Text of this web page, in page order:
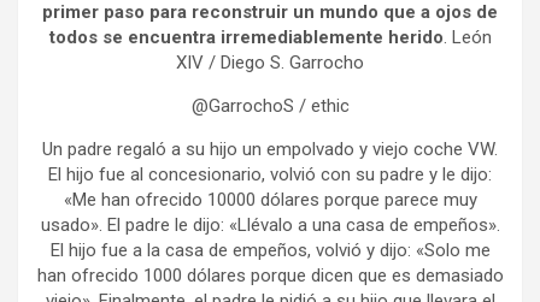
primer paso para reconstruir un mundo que a ojos de
todos se encuentra irremediablemente herido. León
XIV / Diego S. Garrocho
@GarrochoS / ethic
Un padre regaló a su hijo un empolvado y viejo coche VW.
El hijo fue al concesionario, volvió con su padre y le dijo:
«Me han ofrecido 10000 dólares porque parece muy
usado». El padre le dijo: «Llévalo a una casa de empeños».
El hijo fue a la casa de empeños, volvió y dijo: «Solo me
han ofrecido 1000 dólares porque dicen que es demasiado